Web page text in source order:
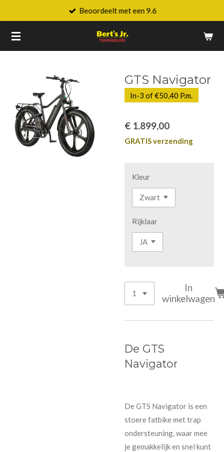
naar
de
Beoordeelt met een 9.6
GTS Navigator
In-3 of €50,40 P.m.
€ 1.899,00
GRATIS verzending
Kleur
Rijklaar
In
winkelwagen
De GTS
Navigator
De GTS Navigator is een
stoere fatbike met trap
ondersteuning, waar mee
je gemakkelijk en snel kunt